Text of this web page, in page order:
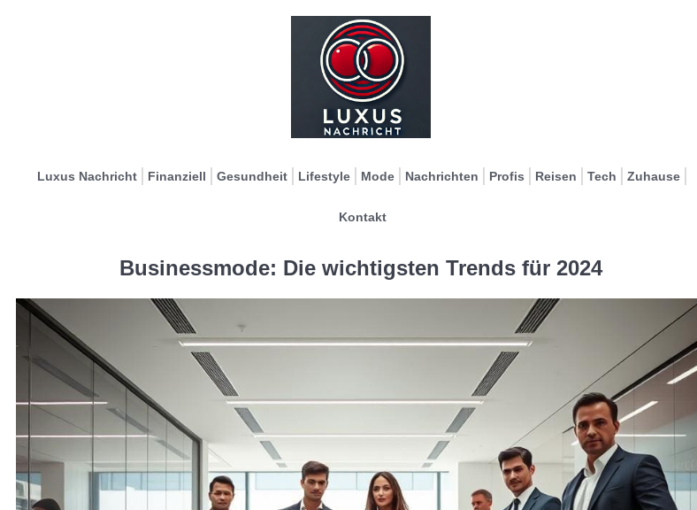
Luxus Nachricht Finanziell Gesundheit Lifestyle Mode Nachrichten Profis Reisen Tech Zuhause
Kontakt
Businessmode: Die wichtigsten Trends für 2024